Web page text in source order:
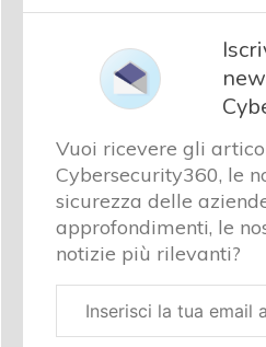
Vuoi ricevere gli
Cybersecurity360, le
sicurezza delle
approfondimenti, le
notizie più rilevanti?
aziendale